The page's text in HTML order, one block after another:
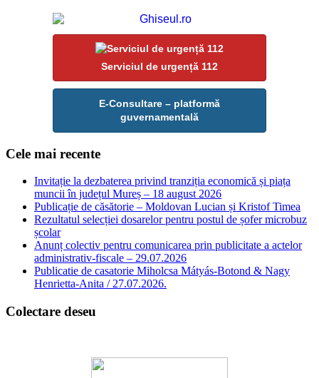
Serviciul de urgență 112
E-Consultare – platformă
guvernamentală
Cele mai recente
Invitație la dezbaterea privind tranziția economică și piața
muncii în județul Mureș – 18 august 2026
Publicație de căsătorie – Moldovan Lucian și Kristof Timea
Rezultatul selecției dosarelor pentru postul de șofer microbuz
școlar
Anunț colectiv pentru comunicarea prin publicitate a actelor
administrativ-fiscale – 29.07.2026
Publicatie de casatorie Miholcsa Mátyás-Botond & Nagy
Henrietta-Anita / 27.07.2026.
Colectare deseu